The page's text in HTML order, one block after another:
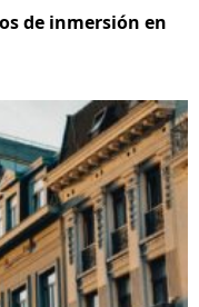
de inmersión en